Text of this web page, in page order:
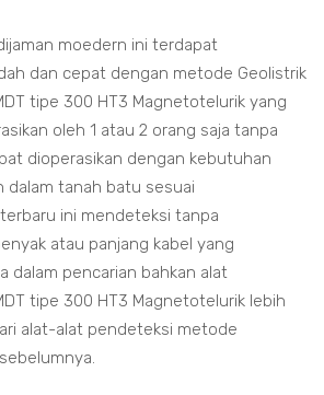
moedern ini terdapat
dan cepat dengan metode Geolistrik
tipe 300 HT3 Magnetotelurik yang
oleh 1 atau 2 orang saja tanpa
dioperasikan dengan kebutuhan
dalam tanah batu sesuai
ini mendeteksi tanpa
atau panjang kabel yang
dalam pencarian bahkan alat
tipe 300 HT3 Magnetotelurik lebih
alat-alat pendeteksi metode